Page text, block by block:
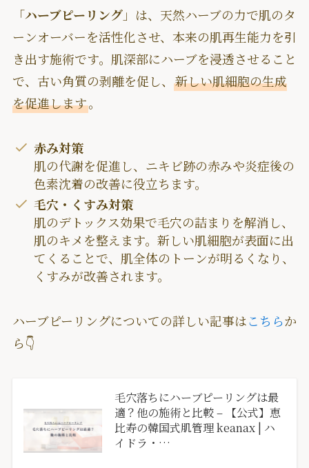
「ハーブピーリング」は、天然ハーブの力で肌のタ
ーンオーバーを活性化させ、本来の肌再生能力を引
き出す施術です。肌深部にハーブを浸透させること
で、古い角質の剥離を促し、 新しい肌細胞の生成
を促進します。
赤み対策
肌の代謝を促進し、ニキビ跡の赤みや炎症後の
色素沈着の改善に役立ちます。
毛穴・くすみ対策
肌のデトックス効果で毛穴の詰まりを解消し、
肌のキメを整えます。新しい肌細胞が表面に出
てくることで、肌全体のトーンが明るくなり、
くすみが改善されます。
ハーブピーリングについての詳しい記事はこちらか
ら👇
毛穴落ちにハーブピーリングは最
適？他の施術と比較 – 【公式】恵
比寿の韓国式肌管理 keanax | ハ
イドラ・…